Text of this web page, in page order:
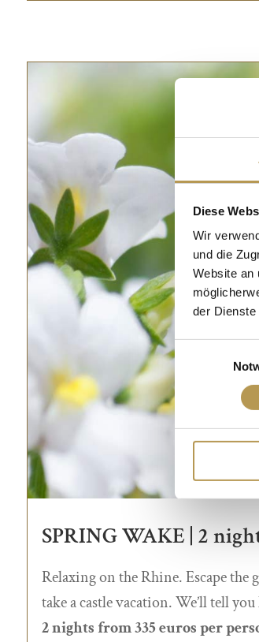
Diese
Wir
und die
Website an
der Dienste
SPRING WAKE | 2
Relaxing on the Rhine. Escape
take a castle vacation. We’ll tell
2 nights from 335 euros per